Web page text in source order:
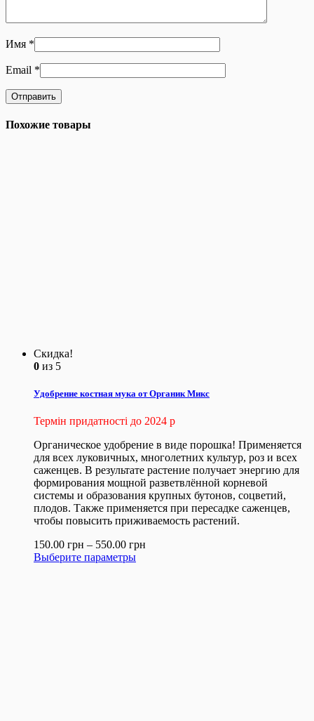
Имя *
Email *
Похожие товары
Скидка!
0 из 5
Удобрение костная мука от Органик Микс
Термін придатності до 2024 р
Органическое удобрение в виде порошка! Применяется
для всех луковичных, многолетних культур, роз и всех
саженцев. В результате растение получает энергию для
формирования мощной разветвлённой корневой
системы и образования крупных бутонов, соцветий,
плодов. Также применяется при пересадке саженцев,
чтобы повысить приживаемость растений.
150.00 грн – 550.00 грн
Выберите параметры